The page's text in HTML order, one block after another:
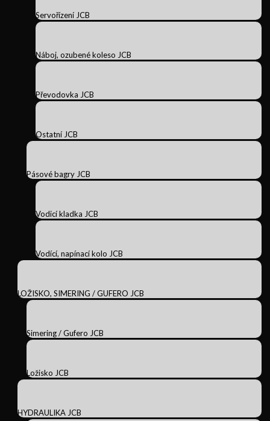
Servořízení JCB
Náboj, ozubené koleso JCB
Převodovka JCB
Ostatní JCB
Pásové bagry JCB
Vodicí kladka JCB
Vodící, napínací kolo JCB
LOŽISKO, SIMERING / GUFERO JCB
Simering / Gufero JCB
Ložisko JCB
HYDRAULIKA JCB